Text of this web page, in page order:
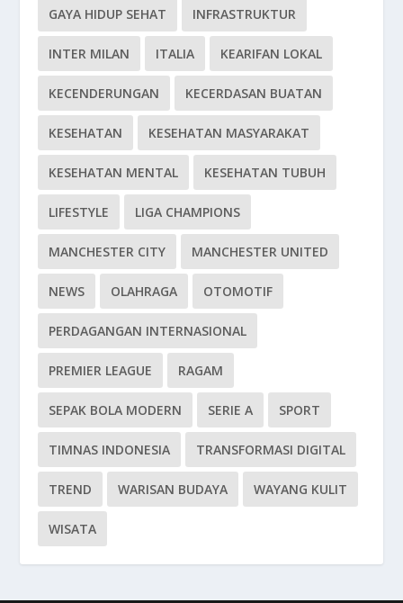
GAYA HIDUP SEHAT INFRASTRUKTUR
INTER MILAN ITALIA KEARIFAN LOKAL
KECENDERUNGAN KECERDASAN BUATAN
KESEHATAN KESEHATAN MASYARAKAT
KESEHATAN MENTAL KESEHATAN TUBUH
LIFESTYLE LIGA CHAMPIONS
MANCHESTER CITY MANCHESTER UNITED
NEWS OLAHRAGA OTOMOTIF
PERDAGANGAN INTERNASIONAL
PREMIER LEAGUE RAGAM
SEPAK BOLA MODERN SERIE A SPORT
TIMNAS INDONESIA TRANSFORMASI DIGITAL
TREND WARISAN BUDAYA WAYANG KULIT
WISATA